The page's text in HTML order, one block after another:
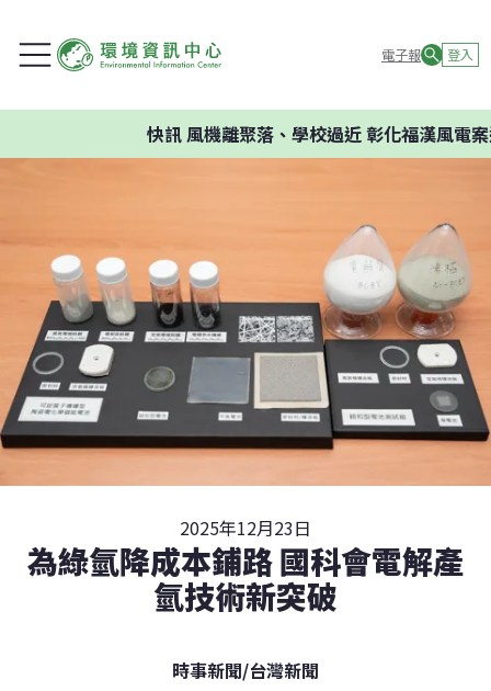
電子報 登入
快訊風機離聚落、學校過近 彰化福漢風電案遭
2025年12月23日
為綠氫降成本鋪路 國科會電解產
氫技術新突破
時事新聞/台灣新聞